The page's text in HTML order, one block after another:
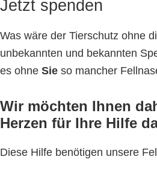
Jetzt spenden
Was wäre der Tierschutz ohne
unbekannten und bekannten
es ohne Sie so mancher
Wir möchten Ihnen
Herzen für Ihre Hilfe
Diese Hilfe benötigen unsere